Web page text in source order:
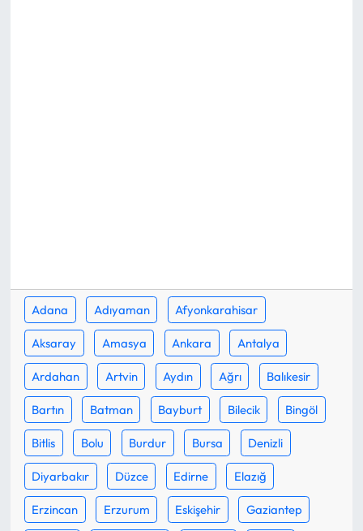
Adana Adıyaman Afyonkarahisar
Aksaray Amasya Ankara Antalya
Ardahan Artvin Aydın Ağrı Balıkesir
Bartın Batman Bayburt Bilecik Bingöl
Bitlis Bolu Burdur Bursa Denizli
Diyarbakır Düzce Edirne Elazığ
Erzincan Erzurum Eskişehir Gaziantep
RESMİ İLANLAR
HABER İLAN